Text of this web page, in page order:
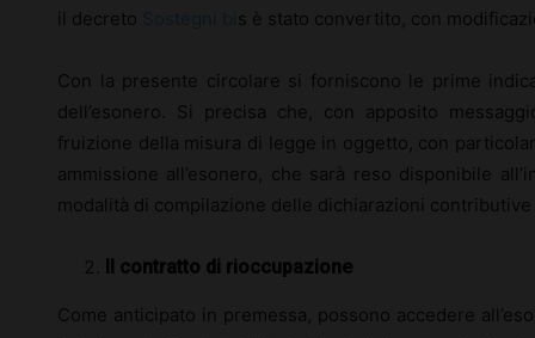
il decreto
s è stato convertito, con
Con la presente circolare si forniscono le prime
dell’esonero. Si precisa che, con apposito
fruizione della misura di legge in oggetto, con
ammissione all’esonero, che sarà reso disponibile
modalità di compilazione delle dichiarazioni
Il contratto di rioccupazione
Come anticipato in premessa, possono accedere